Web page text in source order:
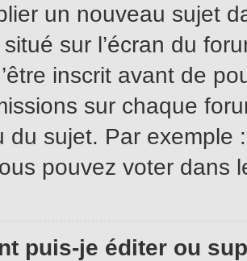
un nouveau sujet
sur l’écran du
inscrit avant de
sur chaque
du sujet. Par exemple
pouvez voter dans
puis-je éditer ou